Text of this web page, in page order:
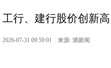
工行、建行股价创新
2026-07-31 09:59:01 来源: 潮新闻